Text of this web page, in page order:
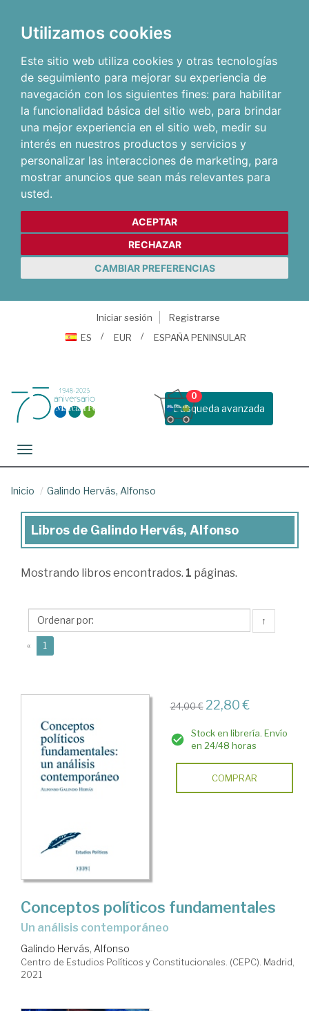
Utilizamos cookies
Este sitio web utiliza cookies y otras tecnologías
de seguimiento para mejorar su experiencia de
navegación con los siguientes fines: para habilitar
la funcionalidad básica del sitio web, para brindar
una mejor experiencia en el sitio web, medir su
interés en nuestros productos y servicios y
personalizar las interacciones de marketing, para
mostrar anuncios que sean más relevantes para
usted.
ACEPTAR
RECHAZAR
CAMBIAR PREFERENCIAS
Iniciar sesión
Registrarse
ES
EUR ESPAÑA PENINSULAR
Busqueda avanzada
0
Toggle navigation
Inicio Galindo Hervás, Alfonso
Libros
Galindo
Alfonso
Libros de Galindo Hervás, Alfonso
Mostrando libros encontrados. 1 páginas.
↑
« 1
24,00 € 22,80 €
Stock en librería. Envío
en 24/48 horas
COMPRAR
Conceptos políticos fundamentales
un análisis contemporáneo
Galindo Hervás, Alfonso
Centro de Estudios Políticos y Constitucionales. (CEPC). Madrid,
2021